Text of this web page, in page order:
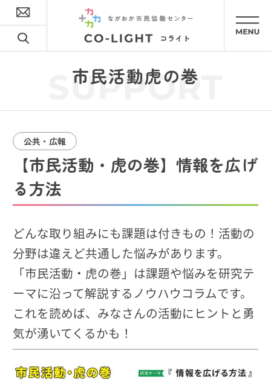
市民活動虎の巻
SUPPORT
公共・広報
【市民活動・虎の巻】情報を広げ
る方法
どんな取り組みにも課題は付きもの！活動の
分野は違えど共通した悩みがあります。
「市民活動・虎の巻」は課題や悩みを研究テ
ーマに沿って解説するノウハウコラムです。
これを読めば、みなさんの活動にヒントと勇
気が湧いてくるかも！